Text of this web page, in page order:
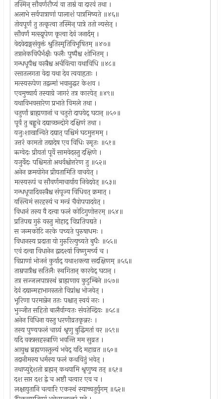
तस्मिन् सौवर्णरौप्यं वा ताम्रं वा दारवं तथा ।
अलाभे सर्वपात्राणां पालाशं पात्रमिष्यते ॥४६॥
तोयपूर्णं तु तत्कृत्वा तस्मिन् पात्रे ततो न्यसेत् ।
सौवर्णं मत्स्य्रूपेण कृत्वा देवं जनार्दम् ।
वेदवेदाङ्गसंयुक्तं श्रुतिस्मृतिविभूषितम् ॥४७॥
तत्रानेकविधैर्भक्षैः फलैः पुष्पैश्च शोभितम् ।
गन्धधूपैश्च वस्त्रैश्च अर्चयित्वा यथाविधि ॥४८॥
रसातलगता वेदा यथा देव त्वयाहृताः ।
मत्स्यरूपेण तद्वन्मां भवानुद्धर केशव ।
एवमुच्चार्य तस्याग्रे जागरं तत्र कारयेत् ॥४९॥
यथाविभवसारेण प्रभाते विमले तथा ।
चतुर्णां ब्राह्मणानां च चतुरो दापयेद् घटान् ॥५०॥
पूर्वं तु बह्वृचे दद्याच्छन्दोगे दक्षिणं तथा ।
यजुःशाखान्विते दद्यात् पश्चिमं घटमुत्तमम् ।
उत्तरं कामतो तद्यादेष एव विधिः स्मृतः ॥५१॥
ऋग्वेदः प्रीयतां पूर्वे सामवेदस्तु दक्षिणे ।
यजुर्वेदः पश्चिमतो अथर्वश्चोत्तरेण तु ॥५२॥
अनेन क्रमयोगेन प्रीयतामिति वाचयेत् ।
मत्स्यरूपं च सौवर्णमाचार्याय निवेदयेत् ॥५३॥
गन्धधूपादिवस्त्रैश्च संपूज्य विधिवत् क्रमात् ।
यस्त्विमं सरहस्यं च मन्त्रं चैवोपपादयेत् ।
विधानं तस्य वै दत्त्वा फलं कोटिगुणोत्तरम् ॥५४॥
प्रतिपद्य गुरुं यस्तु मोहाद् विप्रतिपद्यते ।
स जन्मकोटि नरके पच्यते पुरुषाधमः ।
विधानस्य प्रदाता यो गुरुरित्युच्यते बुधैः ॥५५॥
एवं दत्त्वा विधानेन द्वादश्यां विष्णुमर्च्य च ।
विप्राणां भोजनं कुर्याद् यथाशक्त्या सदक्षिणम् ॥५६॥
ताम्रपात्रैश्च सतिलैः स्थगितान् कारयेद् घटान् ।
तत्र सज्जलपात्रस्थं ब्राह्मणाय कुटुम्बिने ॥५७॥
देवं दद्यान्महाभागस्ततो विप्रांश्च भोजयेत् ।
भूरिणा परमान्नेन ततः पश्चात् स्वयं नरः ।
भुञ्जीत सहितो बालैर्वाग्यतः संयतेन्द्रियः ॥५८॥
अनेन विधिना यस्तु धरणीव्रतकृन्नरः ।
तस्य पुण्यफलं चाग्र्यं श्रृणु बुद्धिमतां वर ॥५९॥
यदि वक्त्रसहस्त्राणि भवन्ति मम सुव्रत ।
आयुश्च ब्रह्मणस्तुल्यं भवेद् यदि महाव्रत ॥६०॥
तदानीमस्य धर्मस्य फलं कथयितुं भवेत् ।
तथाप्युद्देशतो ब्रह्मन् कथयामि श्रृणुष्व तत् ॥६१॥
दश सप्त दश द्वे च अष्टौ चत्वार एव च ।
लक्षायुतानि चत्वारि एकस्थं स्याच्चतुर्युगम् ॥६२॥